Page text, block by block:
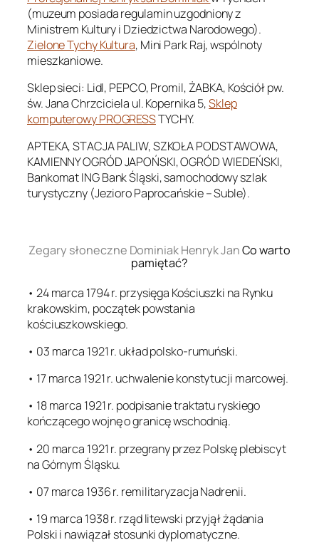
(muzeum posiada regulamin uzgodniony z
Ministrem Kultury i Dziedzictwa Narodowego).
Zielone Tychy Kultura, Mini Park Raj, wspólnoty
mieszkaniowe.
Sklep sieci: Lidl, PEPCO, Promil, ŻABKA, Kościół pw.
św. Jana Chrzciciela ul. Kopernika 5,Sklep
komputerowy PROGRESSTYCHY.
APTEKA, STACJA PALIW, SZKOŁA PODSTAWOWA,
KAMIENNY OGRÓD JAPOŃSKI, OGRÓD WIEDEŃSKI,
Bankomat ING Bank Śląski, samochodowy szlak
turystyczny (Jezioro Paprocańskie – Suble).
Zegary słoneczne Dominiak Henryk JanCo warto
pamiętać?
• 24 marca 1794 r. przysięga Kościuszki na Rynku
krakowskim, początek powstania
kościuszkowskiego.
• 03 marca 1921 r. układ polsko-rumuński.
• 17 marca 1921 r. uchwalenie konstytucji marcowej.
• 18 marca 1921 r. podpisanie traktatu ryskiego
kończącego wojnę o granicę wschodnią.
• 20 marca 1921 r. przegrany przez Polskę plebiscyt
na Górnym Śląsku.
• 07 marca 1936 r. remilitaryzacja Nadrenii.
• 19 marca 1938 r. rząd litewski przyjął żądania
Polski i nawiązał stosunki dyplomatyczne.